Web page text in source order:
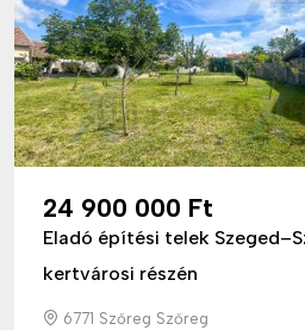
24 900 000 Ft
Eladó építési telek
kertvárosi részén
6771 Szőreg Szőreg